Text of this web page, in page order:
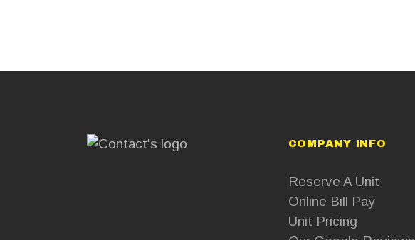
COMPANY INFO
Reserve A Unit
Online Bill Pay
Unit Pricing